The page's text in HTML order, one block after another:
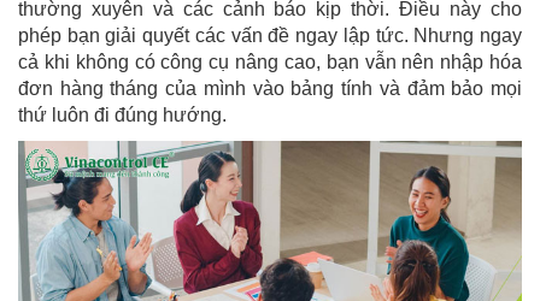
thường xuyên và các cảnh báo kịp thời. Điều này cho
phép bạn giải quyết các vấn đề ngay lập tức. Nhưng ngay
cả khi không có công cụ nâng cao, bạn vẫn nên nhập hóa
đơn hàng tháng của mình vào bảng tính và đảm bảo mọi
thứ luôn đi đúng hướng.